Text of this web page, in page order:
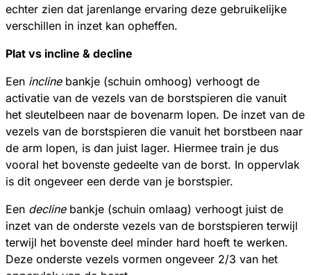
echter zien dat jarenlange ervaring deze gebruikelijke
verschillen in inzet kan opheffen.
Plat vs incline & decline
Een incline bankje (schuin omhoog) verhoogt de
activatie van de vezels van de borstspieren die vanuit
het sleutelbeen naar de bovenarm lopen. De inzet van de
vezels van de borstspieren die vanuit het borstbeen naar
de arm lopen, is dan juist lager. Hiermee train je dus
vooral het bovenste gedeelte van de borst. In oppervlak
is dit ongeveer een derde van je borstspier.
Een declinebankje (schuin omlaag) verhoogt juist de
inzet van de onderste vezels van de borstspieren terwijl
terwijl het bovenste deel minder hard hoeft te werken.
Deze onderste vezels vormen ongeveer 2/3 van het